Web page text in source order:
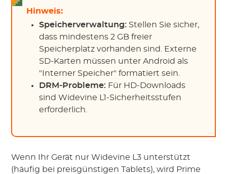
Hinweis:
Speicherverwaltung: Stellen Sie sicher,
dass mindestens 2 GB freier
Speicherplatz vorhanden sind. Externe
SD-Karten müssen unter Android als
"Interner Speicher" formatiert sein.
DRM-Probleme: Für HD-Downloads
sind Widevine L1-Sicherheitsstufen
erforderlich.
Wenn Ihr Gerät nur Widevine L3 unterstützt
(häufig bei preisgünstigen Tablets), wird Prime